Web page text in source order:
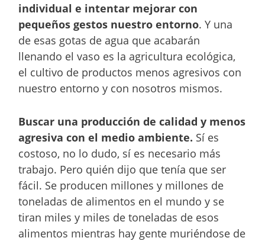
individual e intentar mejorar con
pequeños gestos nuestro entorno. Y una
de esas gotas de agua que acabarán
llenando el vaso es la agricultura ecológica,
el cultivo de productos menos agresivos con
nuestro entorno y con nosotros mismos.
Buscar una producción de calidad y menos
agresiva con el medio ambiente. Sí es
costoso, no lo dudo, sí es necesario más
trabajo. Pero quién dijo que tenía que ser
fácil. Se producen millones y millones de
toneladas de alimentos en el mundo y se
tiran miles y miles de toneladas de esos
alimentos mientras hay gente muriéndose de